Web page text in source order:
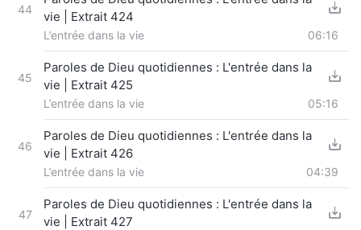
44
vie | Extrait 424
L’entrée dans la vie 06:16
45
Paroles de Dieu quotidiennes : L'entrée dans la
vie | Extrait 425
L’entrée dans la vie 05:16
46
Paroles de Dieu quotidiennes : L'entrée dans la
vie | Extrait 426
L’entrée dans la vie 04:39
47
Paroles de Dieu quotidiennes : L'entrée dans la
vie | Extrait 427